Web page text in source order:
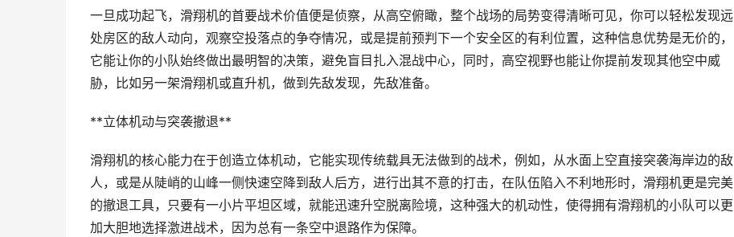
一旦成功起飞，滑翔机的首要战术价值便是侦察，从高空俯瞰，整个战场的局势变得清晰可见，你可以轻松发现远
处房区的敌人动向，观察空投落点的争夺情况，或是提前预判下一个安全区的有利位置，这种信息优势是无价的，
它能让你的小队始终做出最明智的决策，避免盲目扎入混战中心，同时，高空视野也能让你提前发现其他空中威
胁，比如另一架滑翔机或直升机，做到先敌发现，先敌准备。
**立体机动与突袭撤退**
滑翔机的核心能力在于创造立体机动，它能实现传统载具无法做到的战术，例如，从水面上空直接突袭海岸边的敌
人，或是从陡峭的山峰一侧快速空降到敌人后方，进行出其不意的打击，在队伍陷入不利地形时，滑翔机更是完美
的撤退工具，只要有一小片平坦区域，就能迅速升空脱离险境，这种强大的机动性，使得拥有滑翔机的小队可以更
加大胆地选择激进战术，因为总有一条空中退路作为保障。